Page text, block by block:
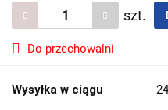
szt.
Do przechowalni
Wysyłka w ciągu